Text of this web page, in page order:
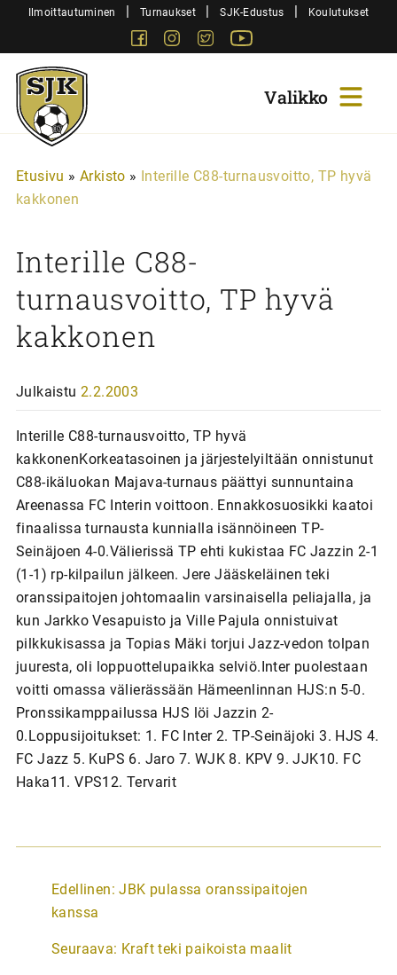
SiirryIlmoittautuminen | Turnaukset | SJK-Edustus | Koulutukset
FacebookInstagram
Twitter
Sjk-
Juniorit
Etusivu » Arkisto » Interille C88-turnausvoitto, TP hyvä
kakkonen
Interille C88-
turnausvoitto, TP hyvä
kakkonen
Julkaistu 2.2.2003
Interille C88-turnausvoitto, TP hyvä
kakkonenKorkeatasoinen ja järjestelyiltään onnistunut
C88-ikäluokan Majava-turnaus päättyi sunnuntaina
Areenassa FC Interin voittoon. Ennakkosuosikki kaatoi
finaalissa turnausta kunnialla isännöineen TP-
Seinäjoen 4-0.Välierissä TP ehti kukistaa FC Jazzin 2-1
(1-1) rp-kilpailun jälkeen. Jere Jääskeläinen teki
oranssipaitojen johtomaalin varsinaisella peliajalla, ja
kun Jarkko Vesapuisto ja Ville Pajula onnistuivat
pilkkukisassa ja Topias Mäki torjui Jazz-vedon tolpan
juuresta, oli loppuottelupaikka selviö.Inter puolestaan
voitti omassa välierässään Hämeenlinnan HJS:n 5-0.
Pronssikamppailussa HJS löi Jazzin 2-
0.Loppusijoitukset: 1. FC Inter 2. TP-Seinäjoki 3. HJS 4.
FC Jazz 5. KuPS 6. Jaro 7. WJK 8. KPV 9. JJK10. FC
Haka11. VPS12. Tervarit
A
r
i
Edellinen: JBK pulassa oranssipaitojen
kanssa
Seuraava: Kraft teki paikoista maalit